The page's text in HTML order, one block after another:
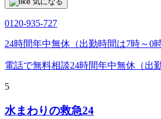
0120-935-727
24時間年中無休（出勤時間は7時～0時
電話で無料相談24時間年中無休（出
5
水まわりの救急24